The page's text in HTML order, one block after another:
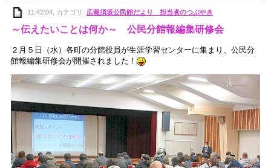
11:42:04, カテゴリ: 広報須坂公民館だより 担当者のつぶやき
～伝えたいことは何か～ 公民分館報編集研修会
２月５日（水）各町の分館役員が生涯学習センターに集まり、公民分
館報編集研修会が開催されました！